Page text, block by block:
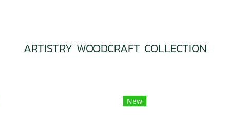
ARTISTRY WOODCRAFT COLLECTION
New